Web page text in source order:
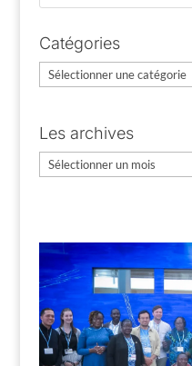
Catégories
Catégories
Les archives
Les